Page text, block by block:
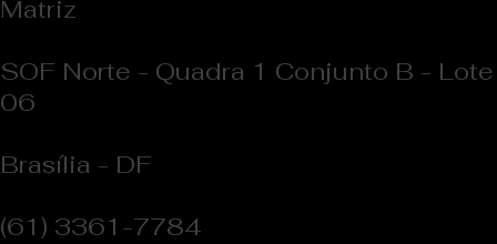
Matriz
SOF Norte - Quadra 1 Conjunto B - Lote
06
Brasília - DF
(61) 3361-7784